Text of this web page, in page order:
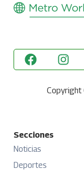
Copyright
Secciones
Noticias
Deportes